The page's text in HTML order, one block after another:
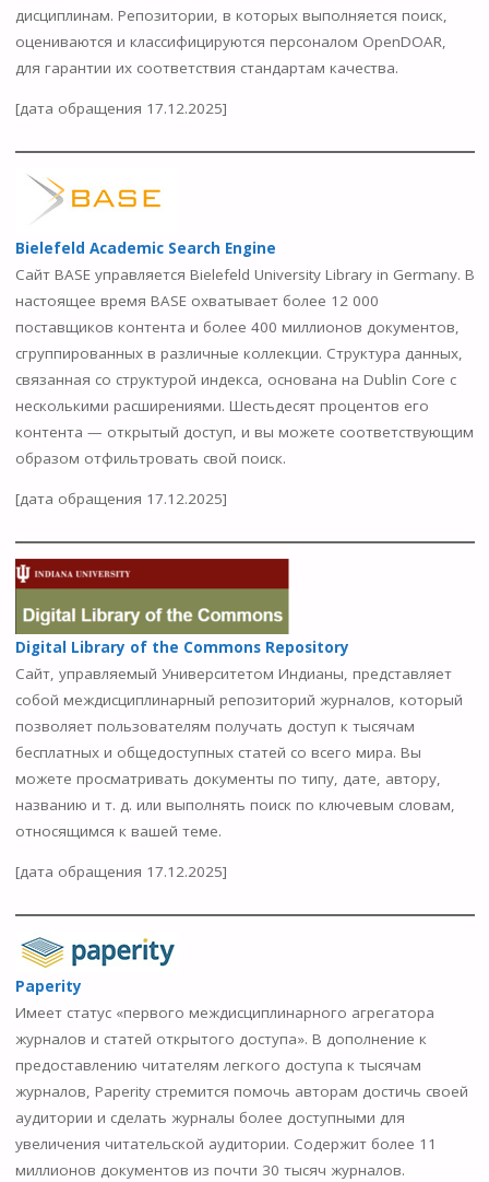
дисциплинам. Репозитории, в которых выполняется поиск,
оцениваются и классифицируются персоналом OpenDOAR,
для гарантии их соответствия стандартам качества.
[дата обращения 17.12.2025]
Bielefeld Academic Search Engine
Сайт BASE управляется Bielefeld University Library in Germany. В
настоящее время BASE охватывает более 12 000
поставщиков контента и более 400 миллионов документов,
сгруппированных в различные коллекции. Структура данных,
связанная со структурой индекса, основана на Dublin Core с
несколькими расширениями. Шестьдесят процентов его
контента — открытый доступ, и вы можете соответствующим
образом отфильтровать свой поиск.
[дата обращения 17.12.2025]
Digital Library of the Commons Repository
Сайт, управляемый Университетом Индианы, представляет
собой междисциплинарный репозиторий журналов, который
позволяет пользователям получать доступ к тысячам
бесплатных и общедоступных статей со всего мира. Вы
можете просматривать документы по типу, дате, автору,
названию и т. д. или выполнять поиск по ключевым словам,
относящимся к вашей теме.
[дата обращения 17.12.2025]
Paperity
Имеет статус «первого междисциплинарного агрегатора
журналов и статей открытого доступа». В дополнение к
предоставлению читателям легкого доступа к тысячам
журналов, Paperity стремится помочь авторам достичь своей
аудитории и сделать журналы более доступными для
увеличения читательской аудитории. Содержит более 11
миллионов документов из почти 30 тысяч журналов.